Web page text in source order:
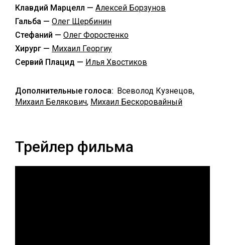
Клавдий Марцелл — Алексей Борзунов
Гальба — Олег Щербинин
Стефаний — Олег Форостенко
Хирург — Михаил Георгиу
Сервий Плацид — Илья Хвостиков
Дополнительные голоса: Всеволод Кузнецов,
Михаил Белякович, Михаил Бескоровайный
Трейлер фильма